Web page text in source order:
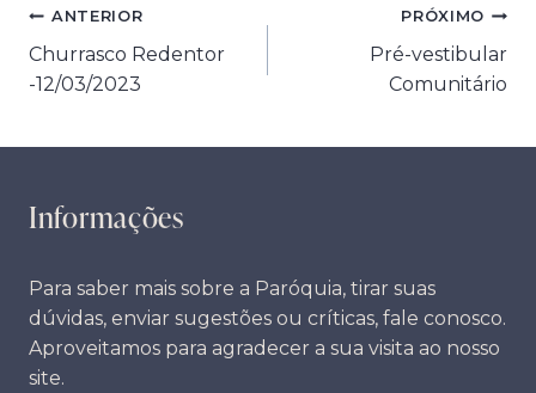
Navegação
de
ANTERIOR
Churrasco Redentor
-12/03/2023
PRÓXIMO
Pré-vestibular
Comunitário
Informações
Para saber mais sobre a Paróquia, tirar suas
dúvidas, enviar sugestões ou críticas, fale conosco.
Aproveitamos para agradecer a sua visita ao nosso
site.